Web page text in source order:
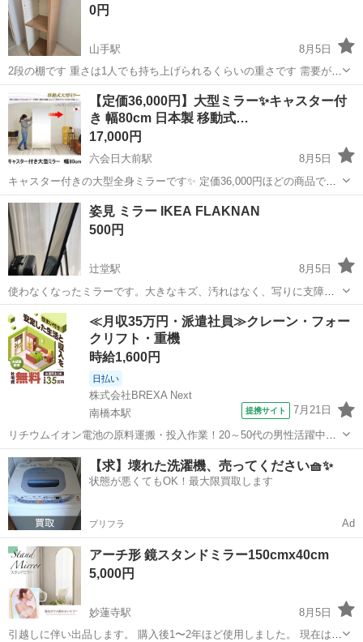
0円
山手駅
8月5日
2段の棚です 重さは1人でも持ち上げられるくらいの重さです 需要があ
りましたらお譲りいたします
横浜市 山手駅 ミラー/鏡
【定価36,000円】大型ミラー✨️キャスター付
き 幅80cm 日本製 移動式…
17,000円
六会日大前駅
8月5日
キャスター付きの大型全身ミラーです✨️ 定価36,000円ほどの商品で
す。 【商品ページ】 https://item.rakuten.co.jp/e-interia/nasanj-0532/?
scid=wi_ich_iph...
神奈川 藤沢市 六会日大前駅
姿見 ミラー IKEA FLAKNAN
500円
辻堂駅
8月5日
使わなくなったミラーです。大きなキズ、汚れはなく、写りに支障は
ありません。自宅近くの公園までとりにきてくださる方にお譲りしま
す。
神奈川 横浜市 辻堂駅 ミラー/鏡 ミラー
≪月収35万円・派遣社員≫クレーン・フォー
クリフト・重機
時給1,600円
日払い
株式会社BREXA Next
南橋本駅
提携サイト 7月21日
リチウムイオン電池の原料運搬・投入作業！20～50代の男性活躍中★
ワンルーム寮完備！赴任旅費会社負担！年間休日130日★フォークリフ
ト免許お持ちの方、活躍中！就業先食堂利用可★《神奈川県相模原
市》 人気の工場のお仕事 ◇電...
神奈川 相模原市 南橋本駅 その他
【求】壊れた洗濯機、売ってください🧺✨
状態が悪くてもOK！最大限買取します
プリフラ Ad
アーチ形 鏡スタンドミラー150cmx40cm
5,000円
妙蓮寺駅
8月5日
引越しに伴い出品します。 購入後1〜2年ほど使用しました。 現在は売